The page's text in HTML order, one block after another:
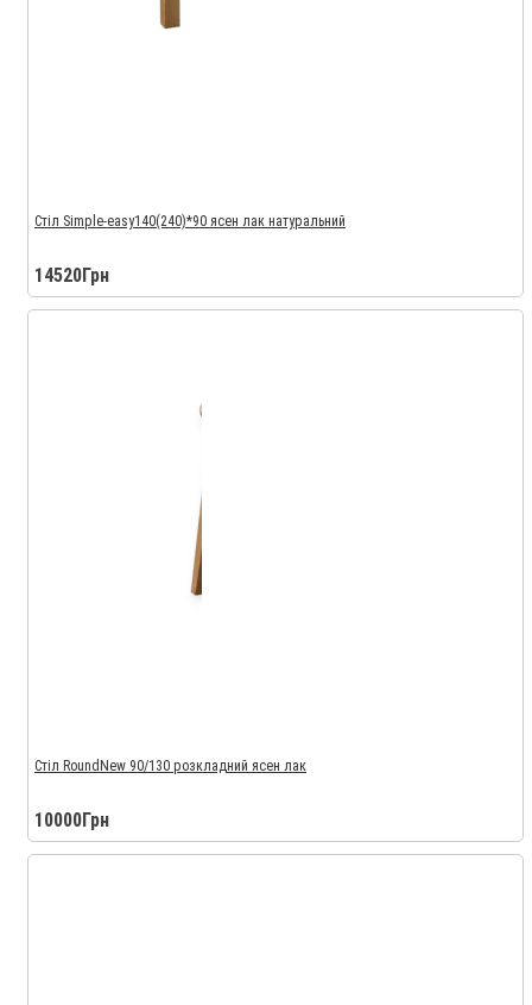
Стіл Simple-easy140(240)*90 ясен лак натуральний
14520Грн
Стіл RoundNew 90/130 розкладний ясен лак
10000Грн